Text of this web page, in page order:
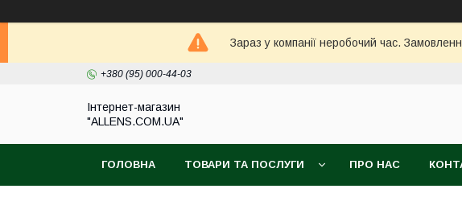
Зараз у компанії неробочий час.
+380 (95) 000-44-03
Інтернет-магазин
"ALLENS.COM.UA"
ГОЛОВНА ТОВАРИ ТА ПОСЛУГИ ПРО НАС